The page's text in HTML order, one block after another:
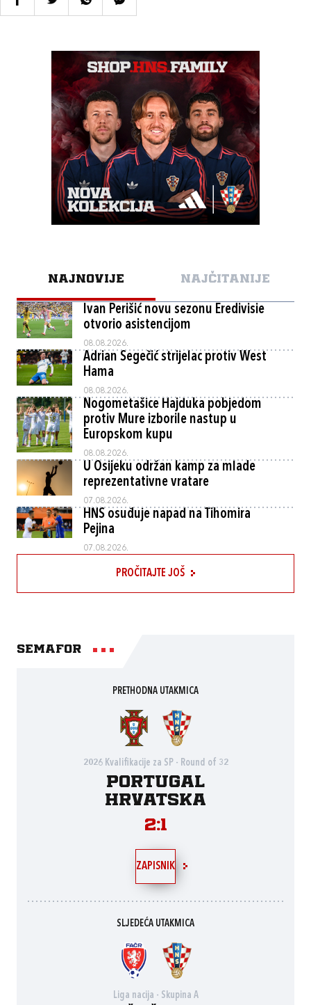
NAJNOVIJE NAJČITANIJE
Ivan Perišić novu sezonu Eredivisie
otvorio asistencijom
08.08.2026.
Adrian Segečić strijelac protiv West
Hama
08.08.2026.
Nogometašice Hajduka pobjedom
protiv Mure izborile nastup u
Europskom kupu
08.08.2026.
U Osijeku održan kamp za mlade
reprezentativne vratare
07.08.2026.
HNS osuđuje napad na Tihomira
Pejina
07.08.2026.
PROČITAJTE JOŠ
Semafor
PRETHODNA UTAKMICA
2026 Kvalifikacije za SP - Round of 32
Portugal
Hrvatska
2:1
ZAPISNIK
SLJEDEĆA UTAKMICA
Liga nacija - Skupina A